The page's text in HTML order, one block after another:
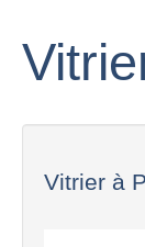
Vitrier à